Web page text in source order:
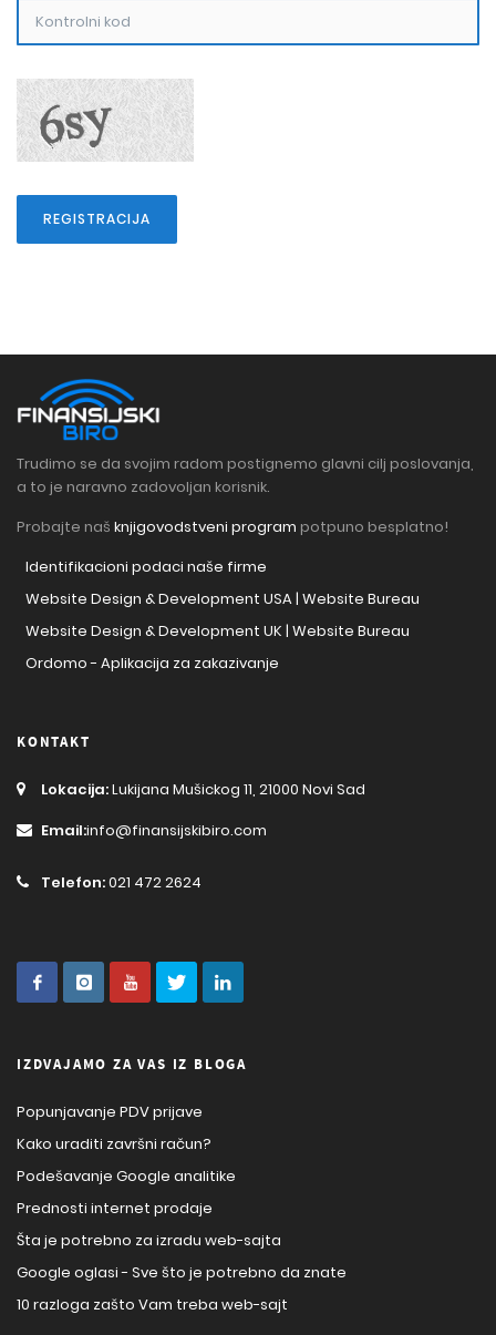
Trudimo se da svojim radom postignemo glavni cilj poslovanja,
a to je naravno zadovoljan korisnik.
Probajte naš knjigovodstveni program potpuno besplatno!
Identifikacioni podaci naše firme
Website Design & Development USA | Website Bureau
Website Design & Development UK | Website Bureau
Ordomo - Aplikacija za zakazivanje
KONTAKT
Lokacija:Lukijana Mušickog 11, 21000 Novi Sad
Email:info@finansijskibiro.com
Telefon:021 472 2624
IZDVAJAMO ZA VAS IZ BLOGA
Popunjavanje PDV prijave
Kako uraditi završni račun?
Podešavanje Google analitike
Prednosti internet prodaje
Šta je potrebno za izradu web-sajta
Google oglasi - Sve što je potrebno da znate
10 razloga zašto Vam treba web-sajt